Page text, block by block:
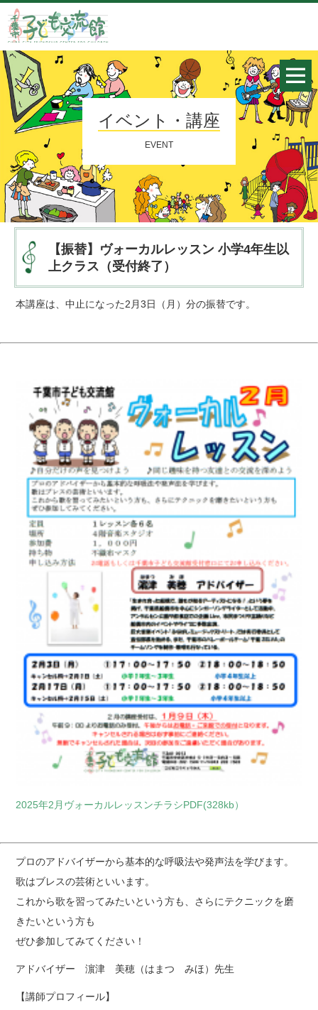
イベント・講座
EVENT
【振替】ヴォーカルレッスン 小学4年生以
上クラス（受付終了）
本講座は、中止になった2月3日（月）分の振替です。
2025年2月ヴォーカルレッスンチラシPDF(328kb）
プロのアドバイザーから基本的な呼吸法や発声法を学びます。
歌はブレスの芸術といいます。
これから歌を習ってみたいという方も、さらにテクニックを磨
きたいという方も
ぜひ参加してみてください！
アドバイザー 濵津 美穂（はまつ みほ）先生
【講師プロフィール】